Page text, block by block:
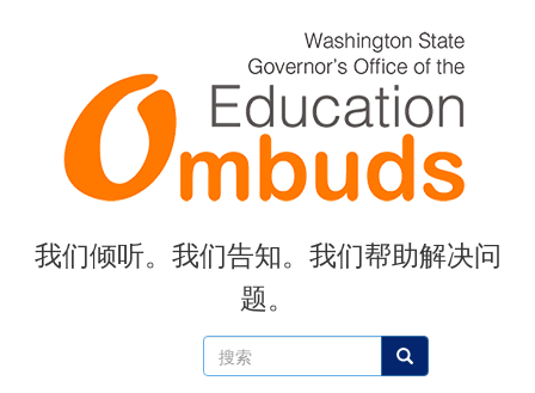
搜
索
搜索
我们倾听。我们告知。我们帮助解决问
题。